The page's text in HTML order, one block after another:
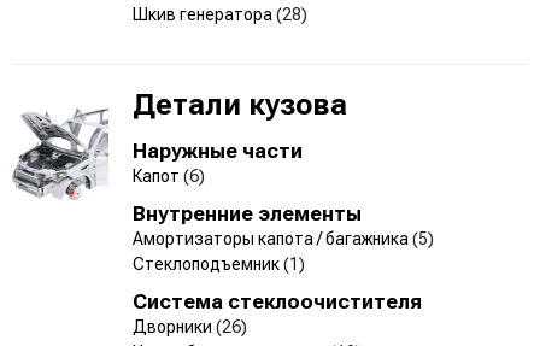
Шкив генератора (28)
Детали кузова
Наружные части
Капот (6)
Внутренние элементы
Амортизаторы капота / багажника (5)
Стеклоподъемник(1)
Система стеклоочистителя
Дворники (26)